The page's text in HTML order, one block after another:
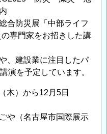
合防災展「中部ライフ
専門家をお招きした講
、建設業に注目したパ
演を予定しています。
）から12月5日
（名古屋市国際展示